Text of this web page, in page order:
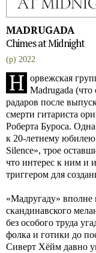
MADRUGADA
Chimes at Midnight
(p) 2022
Н орвежская
Madrugada (что
радаров после
смерти гитариста
Роберта Буроса.
к 20-летнему юбилею
Silence», трое
что интерес к ним и
триггером для
«Мадругаду» вполне
скандинавского
без особого труда
фолка и готики до
Сиверт Хёйм давно